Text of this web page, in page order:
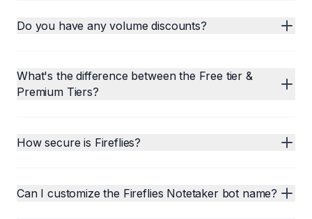
Do you have any volume discounts?
What's the difference between the Free tier &
Premium Tiers?
How secure is Fireflies?
Can I customize the Fireflies Notetaker bot name?